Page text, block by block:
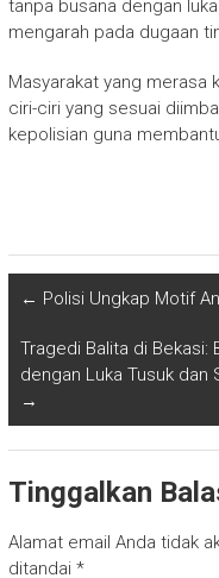
tanpa busana dengan
mengarah pada dugaan
Masyarakat yang merasa
ciri-ciri yang sesuai
kepolisian guna
← Polisi Ungkap Motif
Tragedi Balita di Bekasi:
dengan Luka Tusuk dan
→
Tinggalkan
Alamat email Anda tidak
ditandai *